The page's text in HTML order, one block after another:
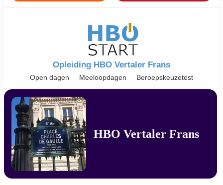
Opleiding HBO Vertaler Frans
Open dagen Meeloopdagen Beroepskeuzetest
HBO Vertaler Frans